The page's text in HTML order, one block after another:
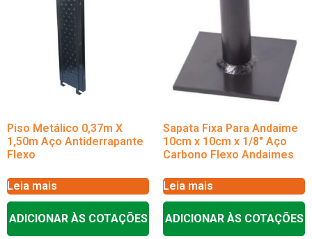
Piso Metálico 0,37m X
1,50m Aço Antiderrapante
Flexo
Leia mais
ADICIONAR ÀS COTAÇÕES
Sapata Fixa Para Andaime
10cm x 10cm x 1/8″ Aço
Carbono Flexo Andaimes
Leia mais
ADICIONAR ÀS COTAÇÕES